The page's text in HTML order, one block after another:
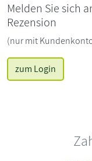
Melden Sie sich
Rezension
(nur mit
zum Login